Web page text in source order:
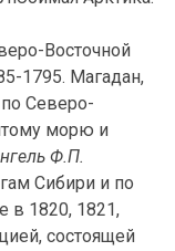
Восточной
1795. Магадан,
Северо-
морю и
Ф.П.
Сибири и по
в 1820, 1821,
состоящей